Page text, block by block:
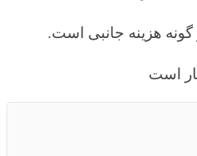
گونه هزینه جانبی است.
است